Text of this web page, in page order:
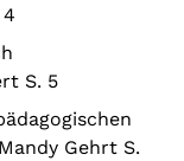
S. 5
Gehrt S.